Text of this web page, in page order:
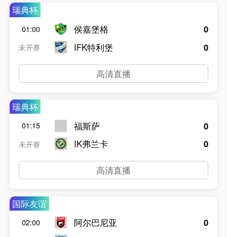
瑞典杯
01:00
未开赛
侯嘉堡格
IFK特利堡
0
0
高清直播
瑞典杯
01:15
未开赛
福斯萨
IK弗兰卡
0
0
高清直播
国际友谊
02:00
阿尔巴尼亚
0